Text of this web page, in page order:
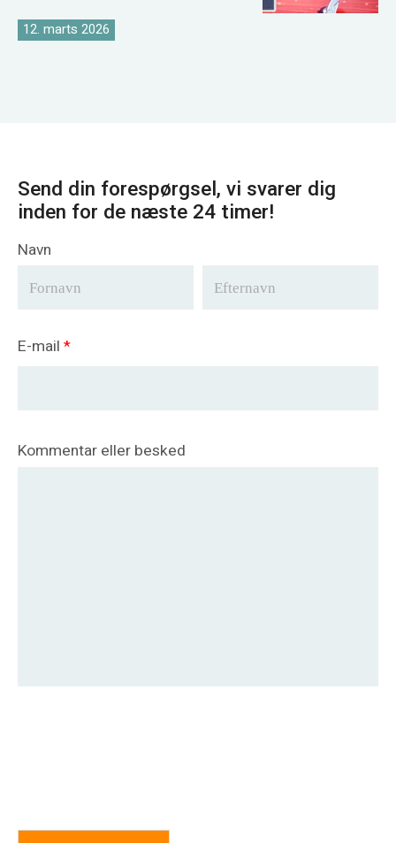
12. marts 2026
Send din forespørgsel, vi svarer dig
inden for de næste 24 timer!
Navn
E-mail *
Kommentar eller besked